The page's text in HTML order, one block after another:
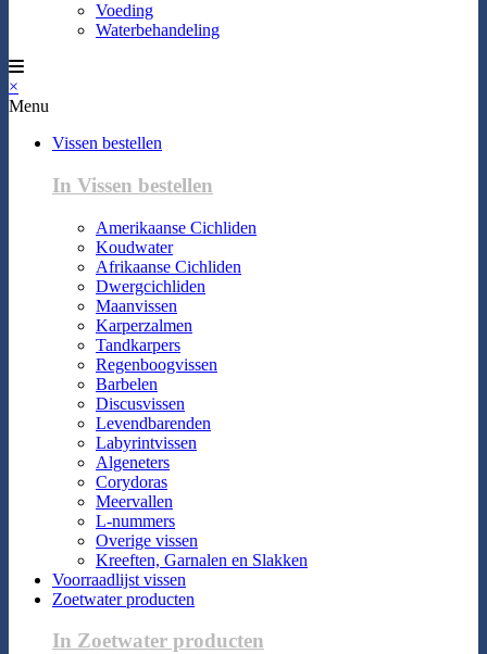
Voeding
Waterbehandeling
×
Menu
Vissen bestellen
In Vissen bestellen
Amerikaanse Cichliden
Koudwater
Afrikaanse Cichliden
Dwergcichliden
Maanvissen
Karperzalmen
Tandkarpers
Regenboogvissen
Barbelen
Discusvissen
Levendbarenden
Labyrintvissen
Algeneters
Corydoras
Meervallen
L-nummers
Overige vissen
Kreeften, Garnalen en Slakken
Voorraadlijst vissen
Zoetwater producten
In Zoetwater producten